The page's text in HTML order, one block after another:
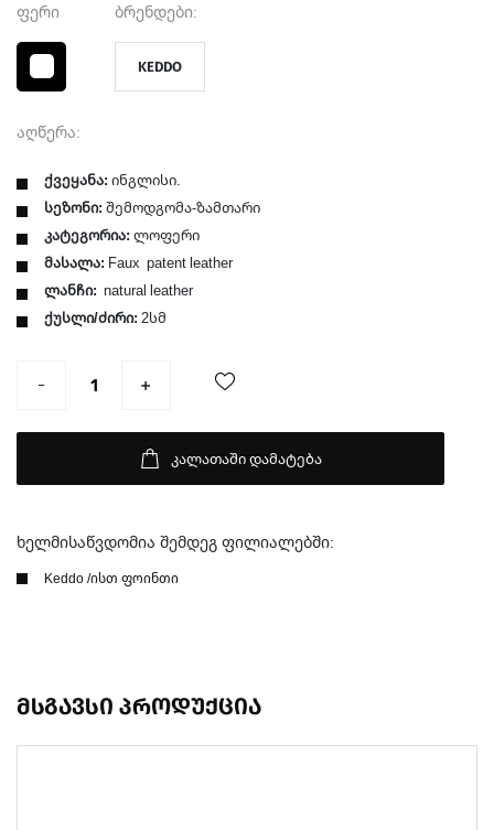
ფერი ბრენდები:
KEDDO
აღწერა:
ქვეყანა: ინგლისი.
სეზონი: შემოდგომა-ზამთარი
კატეგორია: ლოფერი
მასალა: Faux patent leather
ლანჩი: natural leather
ქუსლი/ძირი: 2სმ
კალათაში დამატება
ხელმისაწვდომია შემდეგ ფილიალებში:
Keddo /ისთ ფოინთი
მსგავსი პროდუქცია